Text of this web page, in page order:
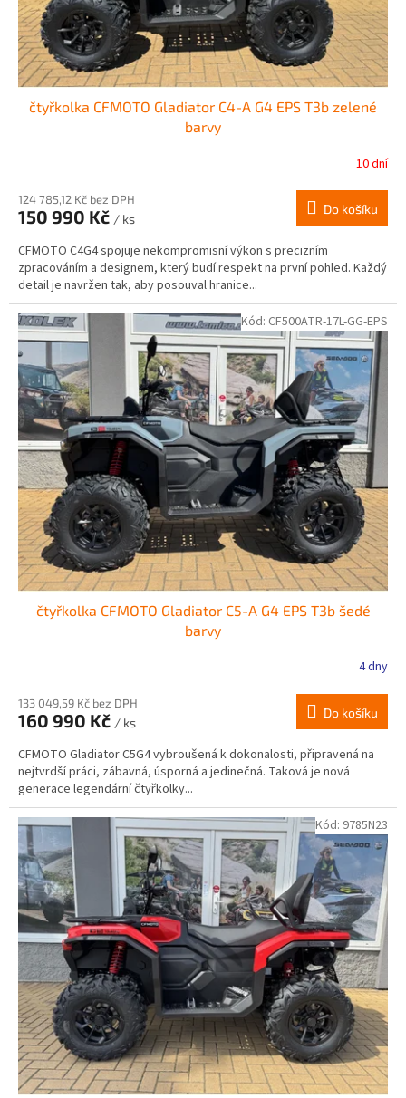
čtyřkolka CFMOTO Gladiator C4-A G4 EPS T3b zelené
barvy
10 dní
124 785,12 Kč bez DPH
150 990 Kč / ks
Do košíku
CFMOTO C4G4 spojuje nekompromisní výkon s precizním
zpracováním a designem, který budí respekt na první pohled. Každý
detail je navržen tak, aby posouval hranice...
čtyřkolka CFMOTO Gladiator C5-A G4 EPS T3b šedé
barvy
4 dny
133 049,59 Kč bez DPH
160 990 Kč / ks
Do košíku
CFMOTO Gladiator C5G4 vybroušená k dokonalosti, připravená na
nejtvrdší práci, zábavná, úsporná a jedinečná. Taková je nová
generace legendární čtyřkolky...
Kód: CF500ATR-17L-GG-EPS
Kód: 9785N23